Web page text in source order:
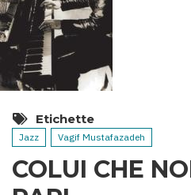
Etichette
Jazz Vagif Mustafazadeh
COLUI CHE